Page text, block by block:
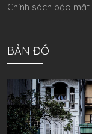
Chính sách bảo mật
BẢN ĐỒ